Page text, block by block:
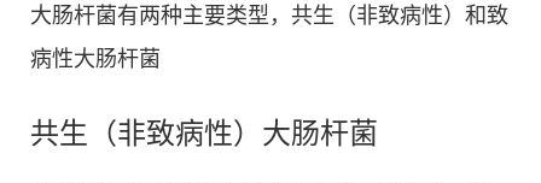
大肠杆菌有两种主要类型，共生（非致病性）和致
病性大肠杆菌
共生（非致病性）大肠杆菌